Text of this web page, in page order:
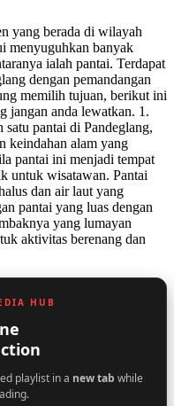
yang berada di wilayah
menyuguhkan banyak
ialah pantai. Terdapat
dengan pemandangan
memilih tujuan, berikut ini
jangan anda lewatkan. 1.
satu pantai di Pandeglang,
keindahan alam yang
pantai ini menjadi tempat
untuk wisatawan. Pantai
dan air laut yang
pantai yang luas dengan
yang lumayan
aktivitas berenang dan
HUB
playlist in a new tab while